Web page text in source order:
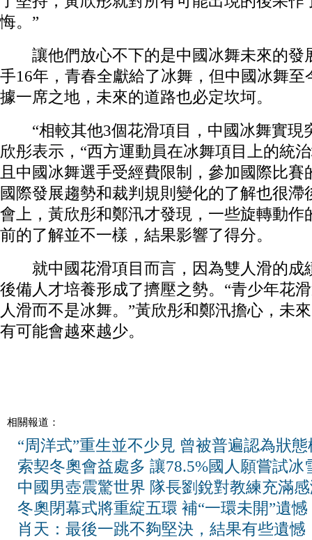
悔。”
讓他們放心不下的是中國冰舞未來的發
手16年，青春全獻給了冰舞，但中國冰舞至
據一席之地，未來的道路也必定坎坷。
“相較其他3個花滑項目，中國冰舞實現
欣彤表示，“西方運動員在冰舞項目上的統
且中國冰舞選手受經費限制，參加國際比
國際發展趨勢和裁判規則變化的了解也很滯
會上，黃欣彤和鄭汛才發現，一些旋轉動作
前的了解並不一樣，結果影響了得分。
就中國花滑項目而言，因為雙人滑的成
後備人才培養形成了擠壓之勢。“青少年花
人滑而不是冰舞。”黃欣彤和鄭汛擔心，未
有可能會越來越少。
相關報道：
“周洋式”重生並不少見 曾被普遍認為狀
索契冬奧會益處多 讓78.5%國人願嘗試冰
中國男壺震驚世界 隊長劉銳對教練充滿
冬奧閉幕式將重綻五環 補“一環未開”遺憾
肖天：最後一跳不夠堅決，結果有些遺憾